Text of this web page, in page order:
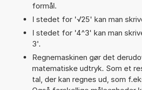
formål.
I stedet for '√25' kan man
I stedet for '4^3' kan man
3'.
Regnemaskinen gør det
matematiske udtryk. Som et
tal, der kan regnes ud, som